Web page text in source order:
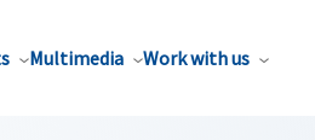
Multimedia Work with us